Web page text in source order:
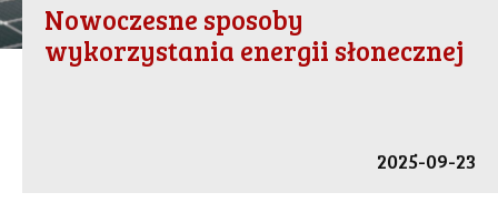
Nowoczesne sposoby
wykorzystania energii słonecznej
2025-09-23